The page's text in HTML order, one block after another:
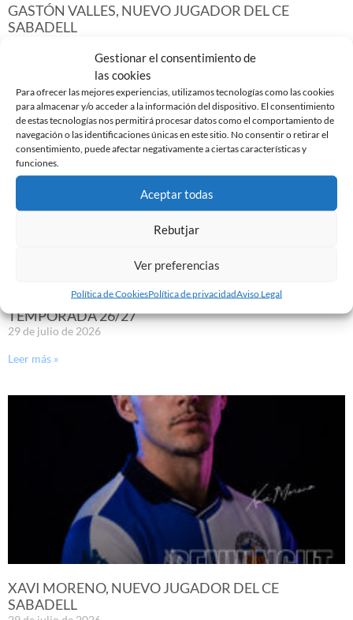
Gestionar el consentimiento de
las cookies
Para ofrecer las mejores experiencias, utilizamos tecnologías como las cookies
para almacenar y/o acceder a la información del dispositivo. El consentimiento
de estas tecnologías nos permitirá procesar datos como el comportamiento de
navegación o las identificaciones únicas en este sitio. No consentir o retirar el
consentimiento, puede afectar negativamente a ciertas características y
funciones.
Aceptar todas
Rebutjar
Ver preferencias
Política de CookiesPolítica de privacidadAviso Legal
GASTÓN VALLES, NUEVO JUGADOR DEL CE
SABADELL
YA DISPONIBLE LA PRIMERA EQUIPACIÓN DE LA
TEMPORADA 26/27
29 de julio de 2026
Leer más »
XAVI MORENO, NUEVO JUGADOR DEL CE
SABADELL